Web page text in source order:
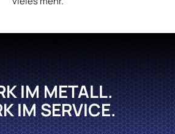
IM METALL.
IM SERVICE.